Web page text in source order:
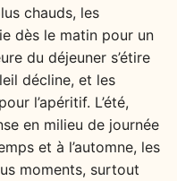
chauds, les
dès le matin pour un
du déjeuner s’étire
décline, et les
l’apéritif. L’été,
en milieu de journée
et à l’automne, les
moments, surtout